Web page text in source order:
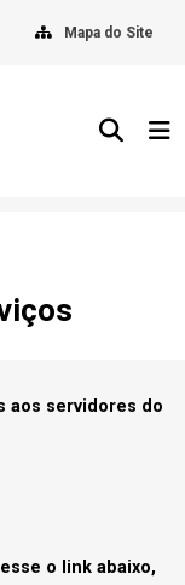
Mapa do Site
aos servidores do
o link abaixo,